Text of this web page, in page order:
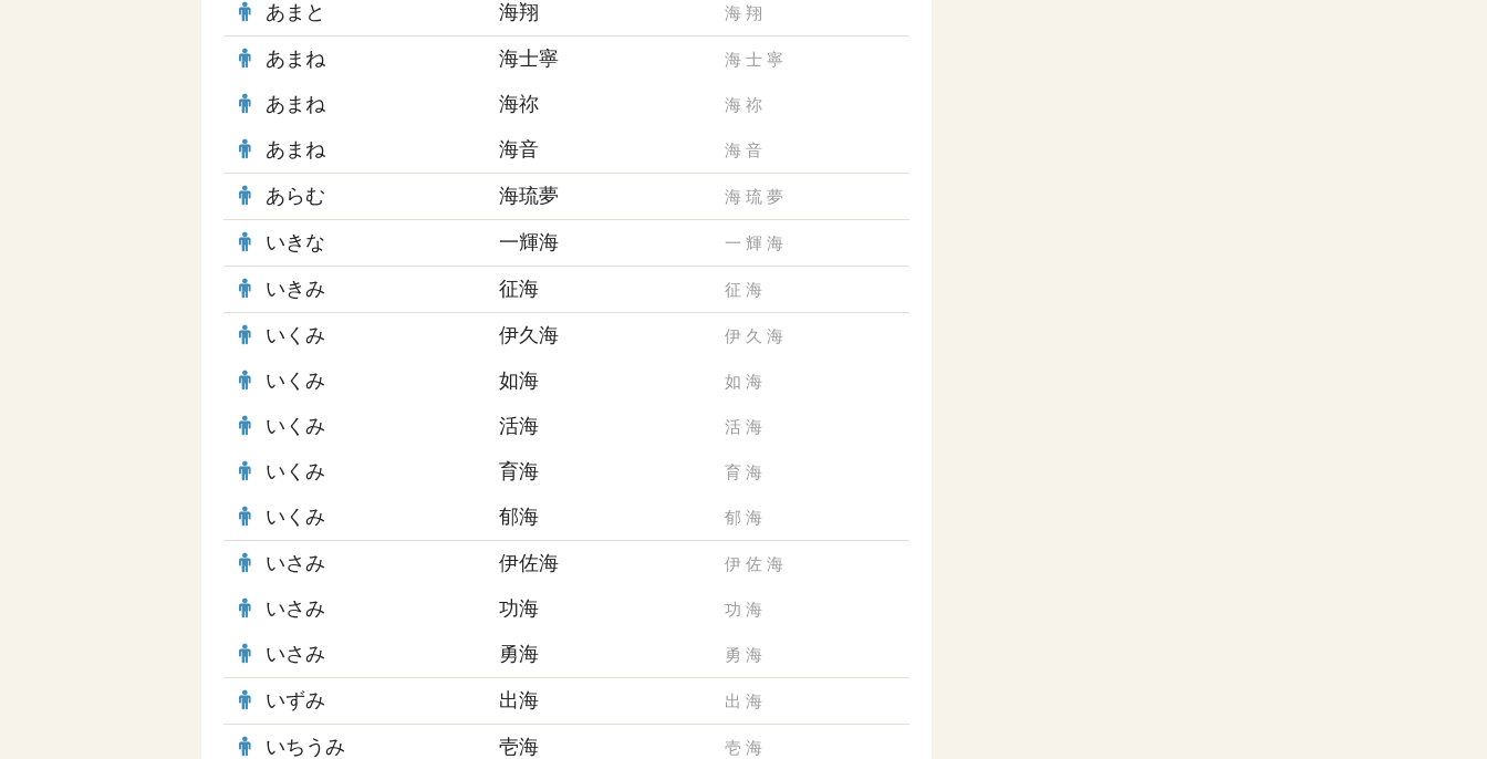
あまと 海翔 海 翔
あまね 海士寧 海 士 寧
あまね 海祢 海 祢
あまね 海音 海 音
あらむ 海琉夢 海 琉 夢
いきな 一輝海 一 輝 海
いきみ 征海 征 海
いくみ 伊久海 伊 久 海
いくみ 如海 如 海
いくみ 活海 活 海
いくみ 育海 育 海
いくみ 郁海 郁 海
いさみ 伊佐海 伊 佐 海
いさみ 功海 功 海
いさみ 勇海 勇 海
いずみ 出海 出 海
いちうみ 壱海 壱 海